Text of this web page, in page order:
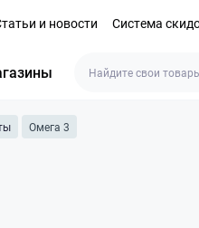
и новости Система
Омега 3